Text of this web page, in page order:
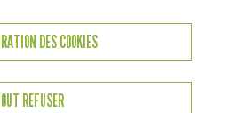
d'ouverture
12h00 / 13h45-17h45
DES COOKIES
REFUSER